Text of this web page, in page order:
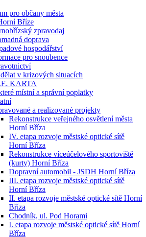
pro občany města
Bříze
zpravodaj
doprava
hospodářství
pro snoubence
v krizových situacích
KARTA
místní a správní poplatky
a realizované projekty
Rekonstrukce veřejného osvětlení města
Horní Bříza
IV. etapa rozvoje městské optické sítě
Horní Bříza
Rekonstrukce víceúčelového sportoviště
(kurty) Horní Bříza
Dopravní automobil - JSDH Horní Bříza
III. etapa rozvoje městské optické sítě
Horní Bříza
II. etapa rozvoje městské optické sítě Horní
Bříza
Chodník, ul. Pod Horami
I. etapa rozvoje městské optické sítě Horní
Bříza